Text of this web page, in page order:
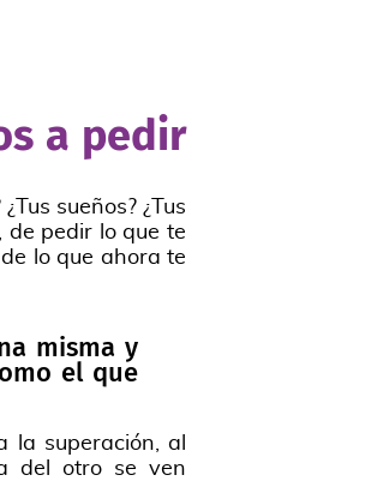
a pedir
sueños? ¿Tus
de pedir lo que te
lo que ahora te
misma y
el que
la superación, al
del otro se ven